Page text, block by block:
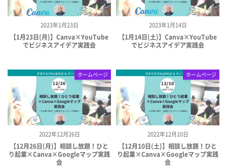
2023年1月23日
【1月23日(月)】Canva×YouTube
でビジネスアイデア実践会
2023年1月14日
【1月14日(土)】Canva×YouTube
でビジネスアイデア実践会
2022年12月26日
ホームページ
【12月26日(月)】相談し放題！ひと
り起業×Canva×Googleマップ実践
会
2022年12月10日
ホームページ
【12月10日(土)】相談し放題！ひと
り起業×Canva×Googleマップ実践
会